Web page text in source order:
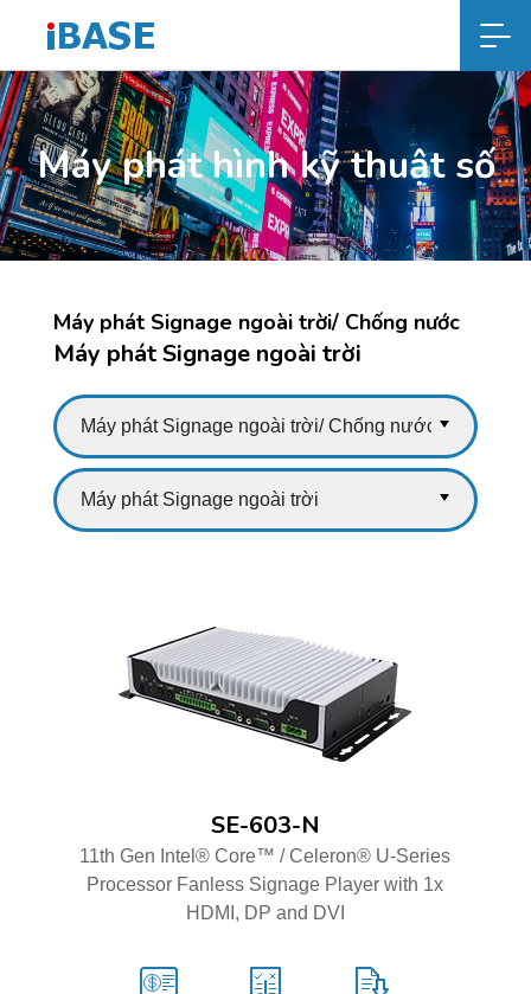
Máy phát hình kỹ thuật số
Máy phát Signage ngoài trời/ Chống nước
Máy phát Signage ngoài trời
SE-603-N
11th Gen Intel® Core™ / Celeron® U-Series
Processor Fanless Signage Player with 1x
HDMI, DP and DVI